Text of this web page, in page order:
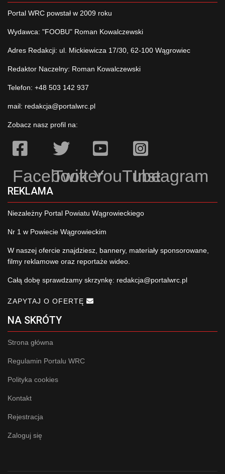
Portal WRC powstał w 2009 roku
Wydawca: "FOOBU" Roman Kowalczewski
Adres Redakcji: ul. Mickiewicza 17/30, 62-100 Wągrowiec
Redaktor Naczelny: Roman Kowalczewski
Telefon: +48 503 142 937
mail: redakcja@portalwrc.pl
Zobacz nasz profil na:
Facebook
TwitterYouTubeInstagram
REKLAMA
Niezależny Portal Powiatu Wągrowieckiego
Nr 1 w Powiecie Wągrowieckim
W naszej ofercie znajdziesz, bannery, materiały sponsorowane,
filmy reklamowe oraz reportaże wideo.
Całą dobę sprawdzamy skrzynkę: redakcja@portalwrc.pl
ZAPYTAJ O OFERTĘ
NA SKRÓTY
Strona główna
Regulamin Portalu WRC
Polityka cookies
Kontakt
Rejestracja
Zaloguj się